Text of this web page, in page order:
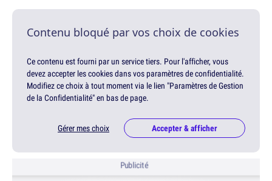
Contenu bloqué par vos choix de cookies
Ce contenu est fourni par un service tiers. Pour l'afficher, vous
devez accepter les cookies dans vos paramètres de confidentialité.
Modifiez ce choix à tout moment via le lien "Paramètres de Gestion
de la Confidentialité" en bas de page.
Gérer mes choix Accepter & afficher
Publicité